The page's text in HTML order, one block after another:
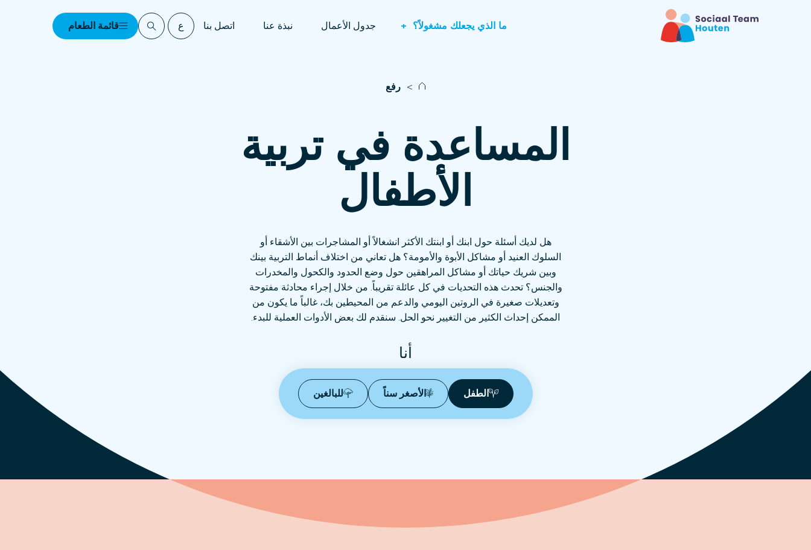
ما الذي يجعلك مشغولاً؟ + جدول الأعمال نبذة عنا اتصل بنا ع قائمة الطعام
> رفع
المساعدة في تربية
الأطفال
هل لديك أسئلة حول ابنك أو ابنتك الأكثر انشغالاً أو المشاجرات بين الأشقاء أو
السلوك العنيد أو مشاكل الأبوة والأمومة؟ هل تعاني من اختلاف أنماط التربية بينك
وبين شريك حياتك أو مشاكل المراهقين حول وضع الحدود والكحول والمخدرات
والجنس؟ تحدث هذه التحديات في كل عائلة تقريباً. من خلال إجراء محادثة مفتوحة
وتعديلات صغيرة في الروتين اليومي والدعم من المحيطين بك، غالباً ما يكون من
الممكن إحداث الكثير من التغيير نحو الحل. سنقدم لك بعض الأدوات العملية للبدء.
أنا
الطفل الأصغر سناً للبالغين